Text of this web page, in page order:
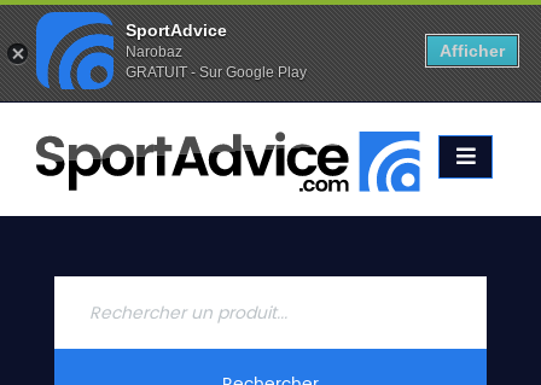
Favoris (0) Alertes (0)
ACCUEIL
SKIS
2020
SportAdvice
Narobaz
GRATUIT - Sur Google Play
Afficher